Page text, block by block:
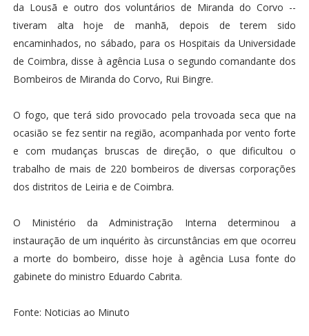
da Lousã e outro dos voluntários de Miranda do Corvo --
tiveram alta hoje de manhã, depois de terem sido
encaminhados, no sábado, para os Hospitais da Universidade
de Coimbra, disse à agência Lusa o segundo comandante dos
Bombeiros de Miranda do Corvo, Rui Bingre.
O fogo, que terá sido provocado pela trovoada seca que na
ocasião se fez sentir na região, acompanhada por vento forte
e com mudanças bruscas de direção, o que dificultou o
trabalho de mais de 220 bombeiros de diversas corporações
dos distritos de Leiria e de Coimbra.
O Ministério da Administração Interna determinou a
instauração de um inquérito às circunstâncias em que ocorreu
a morte do bombeiro, disse hoje à agência Lusa fonte do
gabinete do ministro Eduardo Cabrita.
Fonte: Noticias ao Minuto